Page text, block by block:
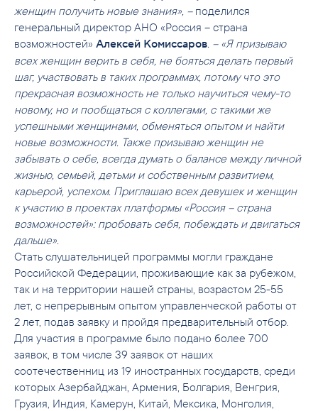
женщин получить новые знания», – поделился
генеральный директор АНО «Россия – страна
возможностей» Алексей Комиссаров. – «Я призываю
всех женщин верить в себя, не бояться делать первый
шаг, участвовать в таких программах, потому что это
прекрасная возможность не только научиться чему-то
новому, но и пообщаться с коллегами, с такими же
успешными женщинами, обменяться опытом и найти
новые возможности. Также призываю женщин не
забывать о себе, всегда думать о балансе между личной
жизнью, семьей, детьми и собственным развитием,
карьерой, успехом. Приглашаю всех девушек и женщин
к участию в проектах платформы «Россия – страна
возможностей»: пробовать себя, побеждать и двигаться
дальше».
Стать слушательницей программы могли граждане
Российской Федерации, проживающие как за рубежом,
так и на территории нашей страны, возрастом 25-55
лет, с непрерывным опытом управленческой работы от
2 лет, подав заявку и пройдя предварительный отбор.
Для участия в программе было подано более 700
заявок, в том числе 39 заявок от наших
соотечественниц из 19 иностранных государств, среди
которых Азербайджан, Армения, Болгария, Венгрия,
Грузия, Индия, Камерун, Китай, Мексика, Монголия,